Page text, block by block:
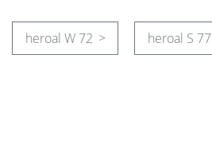
heroal W 72 heroal S 77